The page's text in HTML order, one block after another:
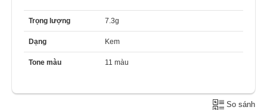
Trọng lượng 7.3g
Dạng Kem
Tone màu 11 màu
So sánh